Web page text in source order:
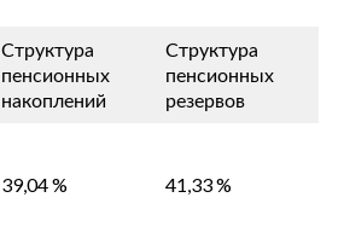
Структура
пенсионных
накоплений
Структура
пенсионных
резервов
39,04 % 41,33 %